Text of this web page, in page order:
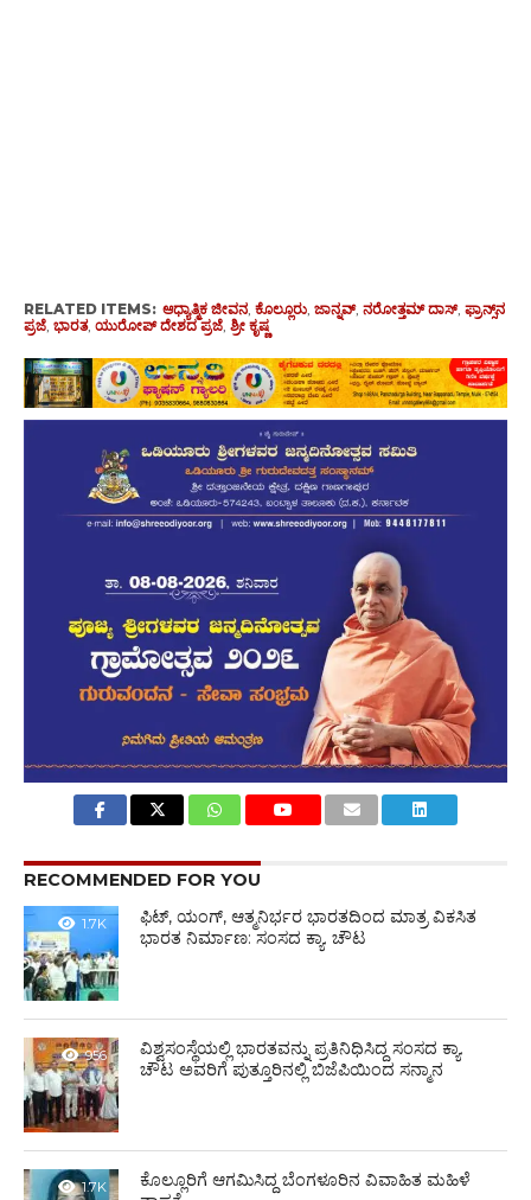
RELATED ITEMS: ಆಧ್ಯಾತ್ಮಿಕ ಜೀವನ, ಕೊಲ್ಲೂರು, ಜಾನ್ನವ್, ನರೋತ್ತಮ್ ದಾಸ್, ಫ್ರಾನ್ಸ್‌ನ
ಪ್ರಜೆ, ಭಾರತ, ಯುರೋಪ್ ದೇಶದ ಪ್ರಜೆ, ಶ್ರೀ ಕೃಷ್ಣ
RECOMMENDED FOR YOU
1.7K
ಫಿಟ್‌, ಯಂಗ್‌, ಆತ್ಮನಿರ್ಭರ ಭಾರತದಿಂದ ಮಾತ್ರ ವಿಕಸಿತ
ಭಾರತ ನಿರ್ಮಾಣ: ಸಂಸದ ಕ್ಯಾ. ಚೌಟ
956
ವಿಶ್ವಸಂಸ್ಥೆಯಲ್ಲಿ ಭಾರತವನ್ನು ಪ್ರತಿನಿಧಿಸಿದ್ದ ಸಂಸದ ಕ್ಯಾ.
ಚೌಟ ಅವರಿಗೆ ಪುತ್ತೂರಿನಲ್ಲಿ ಬಿಜೆಪಿಯಿಂದ ಸನ್ಮಾನ
1.7K
ಕೊಲ್ಲೂರಿಗೆ ಆಗಮಿಸಿದ್ದ ಬೆಂಗಳೂರಿನ ವಿವಾಹಿತ ಮಹಿಳೆ